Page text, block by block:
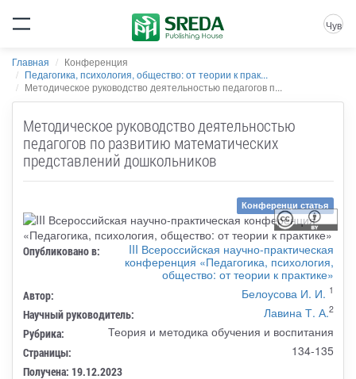
Чув
Главная
Конференция
Педагогика, психология, общество: от теории к прак...
Методическое руководство деятельностью педагогов п...
Методическое руководство деятельностью
педагогов по развитию математических
представлений дошкольников
Конференци статья
Опубликовано в:
III Всероссийская научно-практическая
конференция «Педагогика, психология,
общество: от теории к практике»
Автор: Белоусова И. И. 1
Научный руководитель: Лавина Т. А.2
Рубрика: Теория и методика обучения и воспитания
Страницы: 134-135
Получена: 19.12.2023